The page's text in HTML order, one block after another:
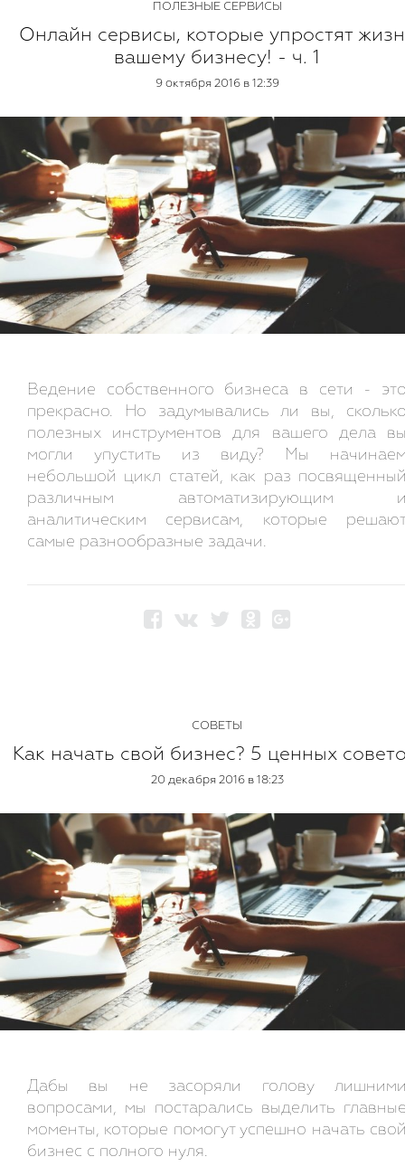
ПОЛЕЗНЫЕ СЕРВИСЫ
Онлайн сервисы, которые упростят
вашему бизнесу! - ч. 1
9 октября 2016 в 12:39
Ведение собственного бизнеса в сети -
прекрасно. Но задумывались ли вы,
полезных инструментов для вашего дела
могли упустить из виду? Мы
небольшой цикл статей, как раз
различным автоматизирующим
аналитическим сервисам, которые
самые разнообразные задачи.
СОВЕТЫ
Как начать свой бизнес? 5 ценных
20 декабря 2016 в 18:23
Дабы вы не засоряли голову
вопросами, мы постарались выделить
моменты, которые помогут успешно начать
бизнес с полного нуля.